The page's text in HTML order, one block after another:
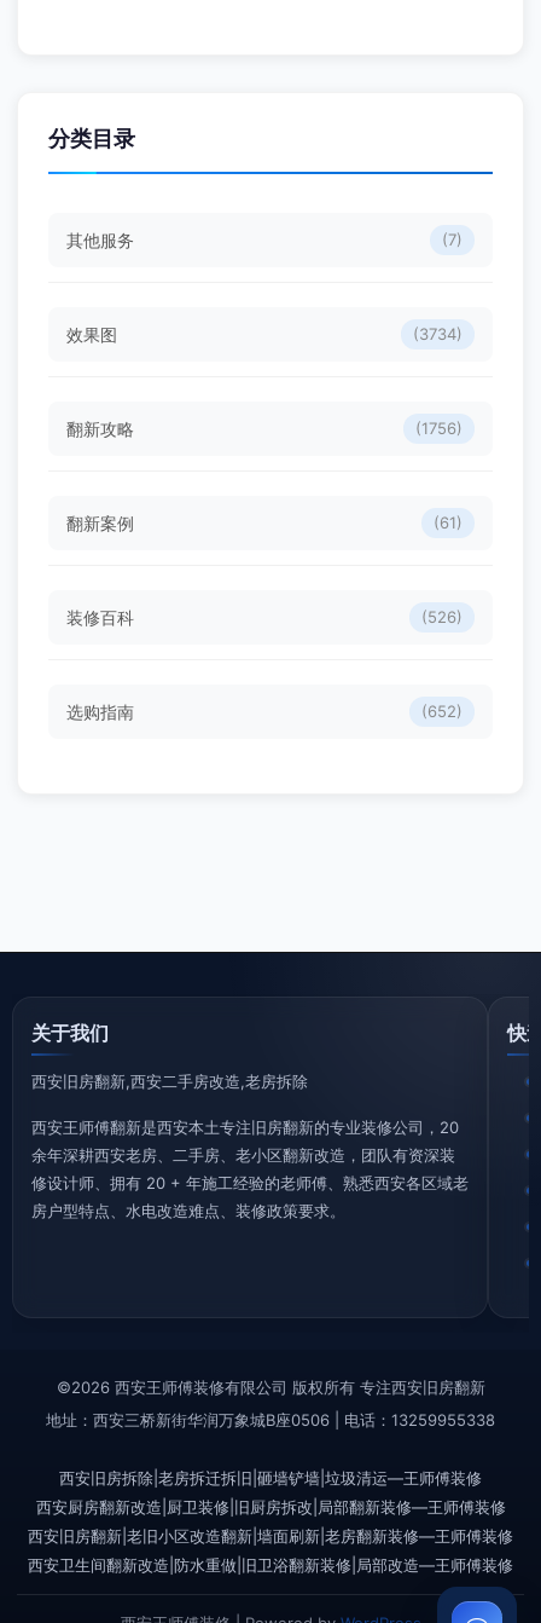
分类目录
其他服务 (7)
效果图 (3734)
翻新攻略 (1756)
翻新案例 (61)
装修百科 (526)
选购指南 (652)
关于我们
西安旧房翻新,西安二手房改造,老房拆除
西安王师傅翻新是西安本土专注旧房翻新的专业装修公司，20
余年深耕西安老房、二手房、老小区翻新改造，团队有资深装
修设计师、拥有 20 + 年施工经验的老师傅、熟悉西安各区域老
房户型特点、水电改造难点、装修政策要求。
快
©2026 西安王师傅装修有限公司 版权所有 专注西安旧房翻新
地址：西安三桥新街华润万象城B座0506 | 电话：13259955338
西安旧房拆除|老房拆迁拆旧|砸墙铲墙|垃圾清运—王师傅装修
西安厨房翻新改造|厨卫装修|旧厨房拆改|局部翻新装修—王师傅装修
西安旧房翻新|老旧小区改造翻新|墙面刷新|老房翻新装修—王师傅装修
西安卫生间翻新改造|防水重做|旧卫浴翻新装修|局部改造—王师傅装修